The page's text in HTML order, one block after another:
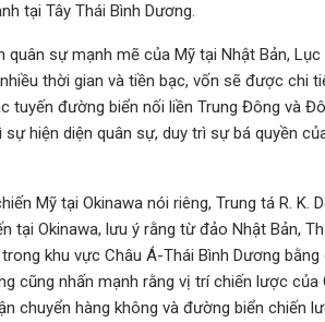
tại Tây Thái Bình Dương.
sự mạnh mẽ của Mỹ tại Nhật Bản, Lục
thời gian và tiền bạc, vốn sẽ được chi
tuyến đường biển nối liền Trung Đông và
hiện diện quân sự, duy trì sự bá quyền
Mỹ tại Okinawa nói riêng, Trung tá R. K.
tại Okinawa, lưu ý rằng từ đảo Nhật Bản,
khu vực Châu Á-Thái Bình Dương
cũng nhấn mạnh rằng vị trí chiến lược của
chuyển hàng không và đường biển chiến